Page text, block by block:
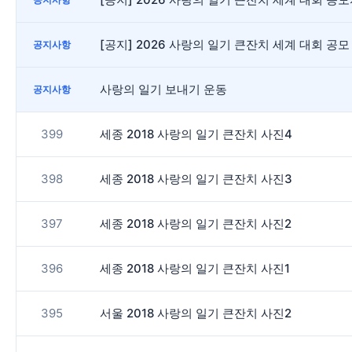
공지사항 [공지] 2026 사랑의 일기 큰잔치 세계 대회 공모
공지사항 사랑의 일기 보내기 운동
399 세종 2018 사랑의 일기 큰잔치 사진4
398 세종 2018 사랑의 일기 큰잔치 사진3
397 세종 2018 사랑의 일기 큰잔치 사진2
396 세종 2018 사랑의 일기 큰잔치 사진1
395 서울 2018 사랑의 일기 큰잔치 사진2